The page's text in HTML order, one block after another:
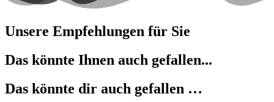
Unsere Empfehlungen für Sie
Das könnte Ihnen auch gefallen...
Das könnte dir auch gefallen …